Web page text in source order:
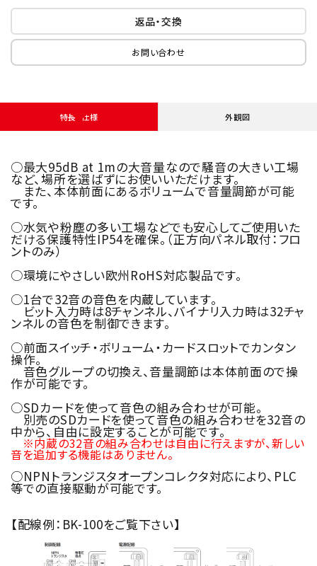
返品・交換
お問い合わせ
特長・仕様 外観図
○最大95dB at 1mの大音量なので騒音の大きい工場
など、場所を選ばずにお使いいただけます。
また、本体前面にあるボリュームで音量調節が可能
です。
○水気や粉塵の多い工場などでも安心してご使用いた
だける保護特性IP54を確保。（正方向パネル取付：フロ
ントのみ）
○環境にやさしい欧州RoHS対応製品です。
○1台で32音の音色を内蔵しています。
ビット入力時は8チャンネル、バイナリ入力時は32チャ
ンネルの音色を制御できます。
○前面スイッチ・ボリューム・カードスロットでカンタン
操作。
音色グループの切換え、音量調節は本体前面ので操
作が可能です。
○SDカードを使って音色の組み合わせが可能。
別売のSDカードを使って音色の組み合わせを32音の
中から、自由に設定することが可能です。
※内蔵の32音の組み合わせは自由に行えますが、新しい
音を追加する機能はありません。
○NPNトランジスタオープンコレクタ対応により、PLC
等での直接駆動が可能です。
【配線例：BK-100をご覧下さい】